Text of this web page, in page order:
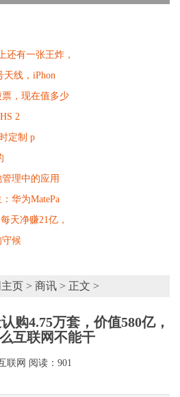
还有一张王炸，
天线，iPhon
，现在值多少
2
定制 p
理中的应用
华为MatePa
天净赚21亿，
守候
页 > 商讯 > 正文 >
购4.75万套，价值580亿，
互联网不能干
联网 阅读：901